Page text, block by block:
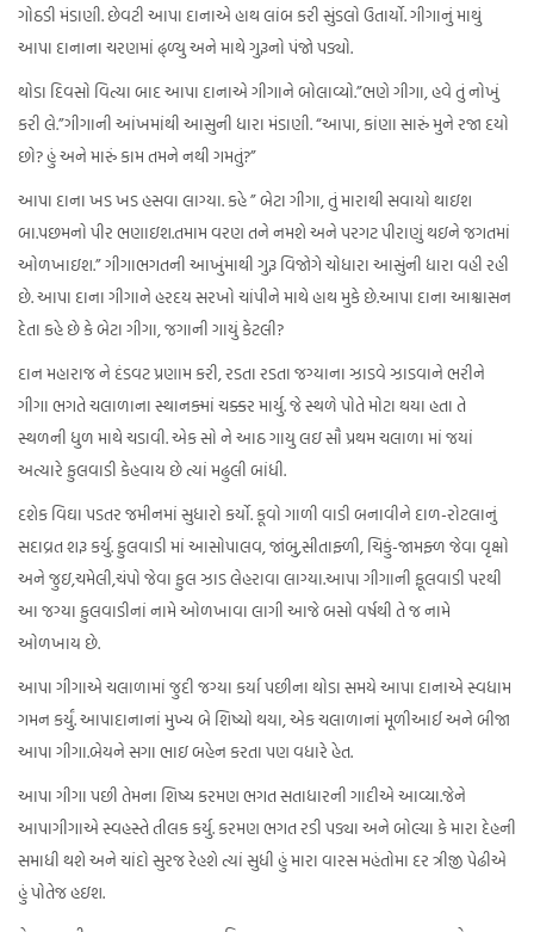
ગોઠડી મંડાણી. છેવટી આપા દાનાએ હાથ લાંબ કરી સુંડલો ઉતાર્યો. ગીગાનું માથું
આપા દાનાના ચરણમાં ઢ્ળ્યુ અને માથે ગુરૂનો પંજો પડ્યો.
થોડા દિવસો વિત્યા બાદ આપા દાનાએ ગીગાને બોલાવ્યો.”ભણે ગીગા, હવે તું નોખું
કરી લે.”ગીગાની આંખમાંથી આસુની ધારા મંડાણી. “આપા, કાંણા સારું મુને રજા દયો
છો? હું અને મારું કામ તમને નથી ગમતું?”
આપા દાના ખડ ખડ હસવા લાગ્યા. કહે ” બેટા ગીગા, તું મારાથી સવાયો થાઇશ
બા.પછમનો પીર ભણાઇશ.તમામ વરણ તને નમશે અને પરગટ પીરાણું થઇને જગતમાં
ઓળખાઇશ.” ગીગાભગતની આખુંમાથી ગુરૂ વિજોગે ચોધારા આસુંની ધારા વહી રહી
છે. આપા દાના ગીગાને હરદય સરખો ચાંપીને માથે હાથ મુકે છે.આપા દાના આશ્વાસન
દેતા કહે છે કે બેટા ગીગા, જગાની ગાયું કેટલી?
દાન મહારાજ ને દંડવટ પ્રણામ કરી, રડતા રડતા જગ્યાના ઝાડવે ઝાડવાને ભરીને
ગીગા ભગતે ચલાળાના સ્થાનક્માં ચક્કર માર્યુ. જે સ્થળે પોતે મોટા થયા હતા તે
સ્થળની ધુળ માથે ચડાવી. એક સો ને આઠ ગાયુ લઇ સૌ પ્રથમ ચલાળા માં જયાં
અત્યારે ફુલવાડી કેહવાય છે ત્યાં મઢુલી બાંધી.
દશેક વિઘા પડતર જમીનમાં સુધારો કર્યો. કૂવો ગાળી વાડી બનાવીને દાળ-રોટલાનું
સદાવ્રત શરૂ કર્યુ. ફુલવાડી માં આસોપાલવ, જાંબુ,સીતાફ્ળી, ચિકું-જામફ્ળ જેવા વૃક્ષો
અને જુઇ,ચમેલી,ચંપો જેવા ફુલ ઝાડ લેહરાવા લાગ્યા.આપા ગીગાની ફૂલવાડી પરથી
આ જગ્યા ફુલવાડીનાં નામે ઓળખાવા લાગી આજે બસો વર્ષથી તે જ નામે
ઓળખાય છે.
આપા ગીગાએ ચલાળામાં જુદી જગ્યા કર્યા પછીના થોડા સમયે આપા દાનાએ સ્વધામ
ગમન કર્યું. આપાદાનાનાં મુખ્ય બે શિષ્યો થયા, એક ચલાળાનાં મૂળીઆઈ અને બીજા
આપા ગીગા.બેયને સગા ભાઇ બહેન કરતા પણ વધારે હેત.
આપા ગીગા પછી તેમના શિષ્ય કરમણ ભગત સતાધારની ગાદીએ આવ્યા.જેને
આપાગીગાએ સ્વહસ્તે તીલક કર્યુ. કરમણ ભગત રડી પડ્યા અને બોલ્યા કે મારા દેહની
સમાધી થશે અને ચાંદો સુરજ રેહશે ત્યાં સુધી હું મારા વારસ મહંતોમા દર ત્રીજી પેઢીએ
હું પોતેજ હઇશ.